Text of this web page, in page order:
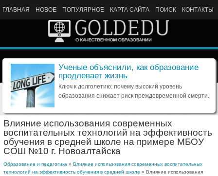
ГЛАВНАЯ НОВОЕ ПОПУЛЯРНОЕ КАРТА САЙТА ПОИСК КОНТАКТЫ
Ученые объяснили, как образование
продлевает жизнь
Ключ к долголетию: почему высокий уровень
образования снижает риск преждевременной смерти.
Влияние использования современных
воспитательных технологий на эффективность
обучения в средней школе на примере МБОУ
СОШ №10 г. Новоалтайска
Образование и педагогика » Влияние использования современных воспитательных
технологий на эффективность обучения в средней школе » Влияние использования